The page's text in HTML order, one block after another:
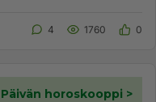
4 1760 0